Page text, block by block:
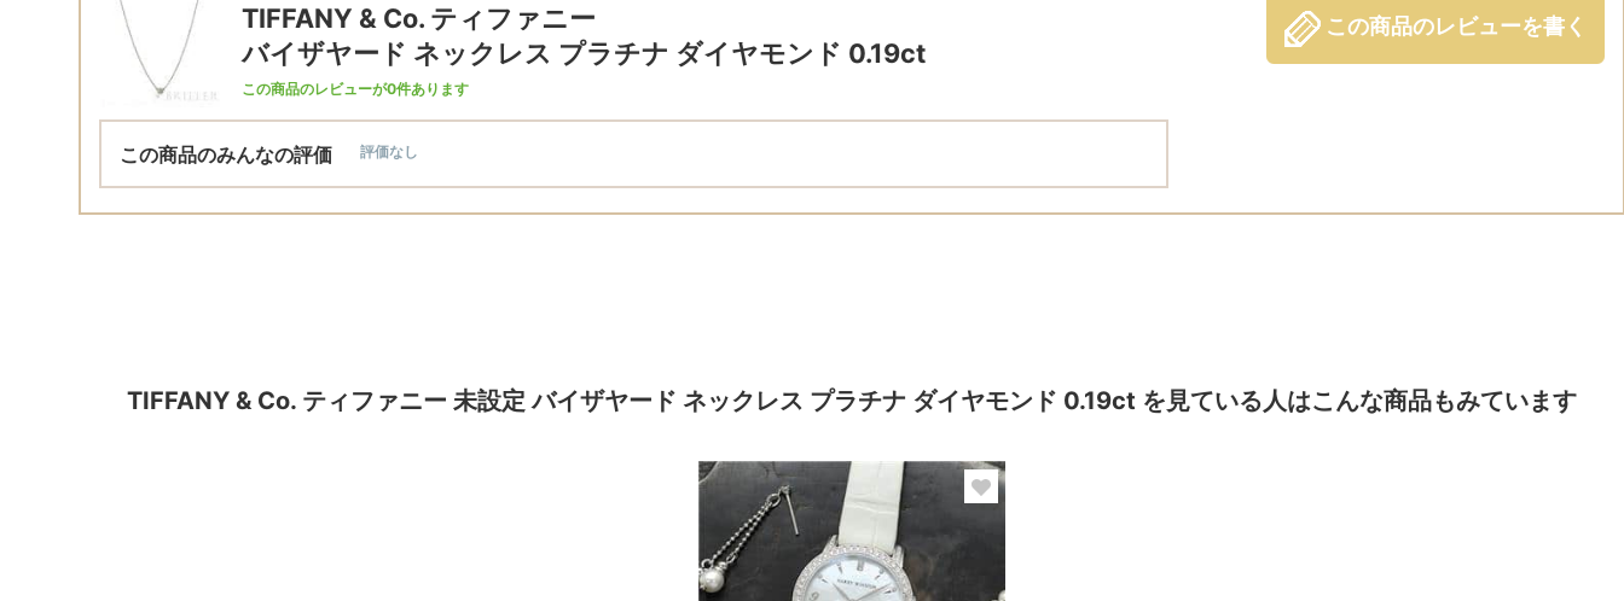
TIFFANY & Co. ティファニー
バイザヤード ネックレス プラチナ ダイヤモンド 0.19ct
この商品のレビューが0件あります
この商品のみんなの評価 評価なし
この商品のレビューを書く
TIFFANY & Co. ティファニー 未設定 バイザヤード ネックレス プラチナ ダイヤモンド 0.19ct を見ている人はこんな商品もみています